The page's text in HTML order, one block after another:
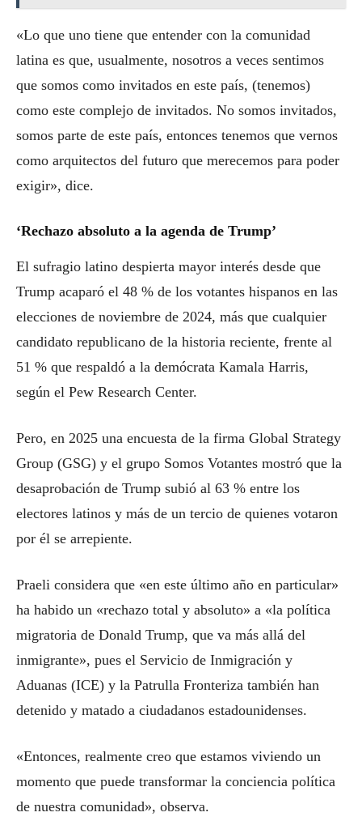
«Lo que uno tiene que entender con la comunidad
latina es que, usualmente, nosotros a veces sentimos
que somos como invitados en este país, (tenemos)
como este complejo de invitados. No somos invitados,
somos parte de este país, entonces tenemos que vernos
como arquitectos del futuro que merecemos para poder
exigir», dice.
‘Rechazo absoluto a la agenda de Trump’
El sufragio latino despierta mayor interés desde que
Trump acaparó el 48 % de los votantes hispanos en las
elecciones de noviembre de 2024, más que cualquier
candidato republicano de la historia reciente, frente al
51 % que respaldó a la demócrata Kamala Harris,
según el Pew Research Center.
Pero, en 2025 una encuesta de la firma Global Strategy
Group (GSG) y el grupo Somos Votantes mostró que la
desaprobación de Trump subió al 63 % entre los
electores latinos y más de un tercio de quienes votaron
por él se arrepiente.
Praeli considera que «en este último año en particular»
ha habido un «rechazo total y absoluto» a «la política
migratoria de Donald Trump, que va más allá del
inmigrante», pues el Servicio de Inmigración y
Aduanas (ICE) y la Patrulla Fronteriza también han
detenido y matado a ciudadanos estadounidenses.
«Entonces, realmente creo que estamos viviendo un
momento que puede transformar la conciencia política
de nuestra comunidad», observa.